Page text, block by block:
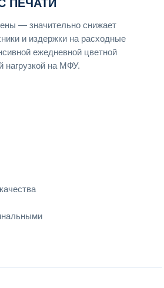
ПЕЧАТИ
— значительно снижает
и издержки на расходные
ежедневной цветной
нагрузкой на МФУ.